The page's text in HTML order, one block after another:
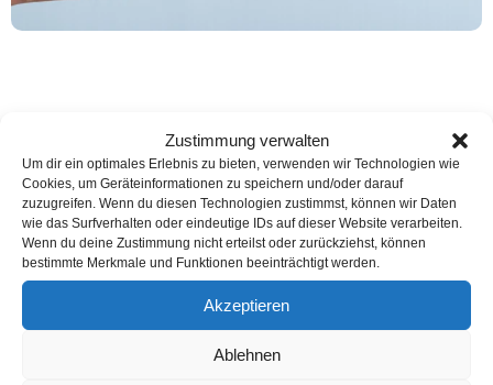
Zustimmung verwalten
Um dir ein optimales Erlebnis zu bieten, verwenden wir Technologien wie
Cookies, um Geräteinformationen zu speichern und/oder darauf
zuzugreifen. Wenn du diesen Technologien zustimmst, können wir Daten
wie das Surfverhalten oder eindeutige IDs auf dieser Website verarbeiten.
Wenn du deine Zustimmung nicht erteilst oder zurückziehst, können
bestimmte Merkmale und Funktionen beeinträchtigt werden.
Akzeptieren
Ablehnen
Unser erfahrenes
Team bietet Ihnen